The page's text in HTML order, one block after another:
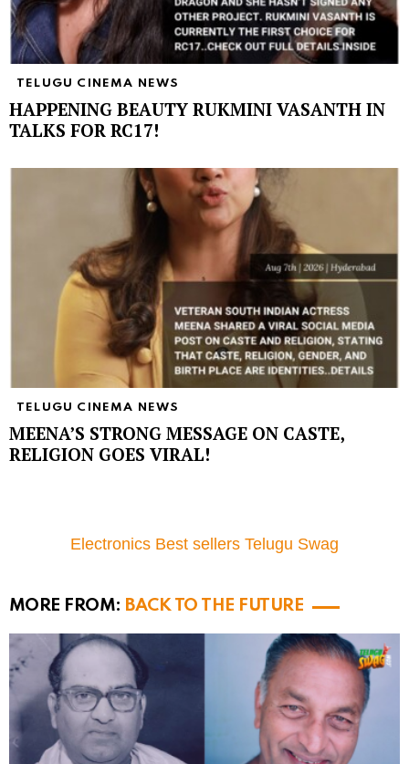
TELUGU CINEMA NEWS
HAPPENING BEAUTY RUKMINI VASANTH IN
TALKS FOR RC17!
TELUGU CINEMA NEWS
MEENA’S STRONG MESSAGE ON CASTE,
RELIGION GOES VIRAL!
Electronics Best sellers Telugu Swag
MORE FROM: BACK TO THE FUTURE